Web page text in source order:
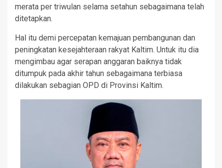
merata per triwulan selama setahun sebagaimana telah
ditetapkan.
Hal itu demi percepatan kemajuan pembangunan dan
peningkatan kesejahteraan rakyat Kaltim. Untuk itu dia
mengimbau agar serapan anggaran baiknya tidak
ditumpuk pada akhir tahun sebagaimana terbiasa
dilakukan sebagian OPD di Provinsi Kaltim.